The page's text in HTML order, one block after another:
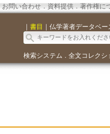
お問い合わせ． 資料提供． 著作権に
｜ 書目 ｜ 仏学著者データベー
検索システム ． 全文コレクシ